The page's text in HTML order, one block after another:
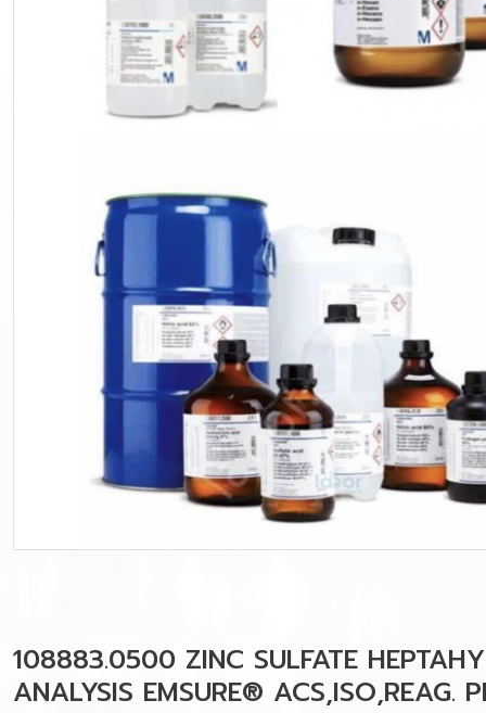
108883.0500 ZINC SULFATE
ANALYSIS EMSURE® ACS,ISO,REAG.